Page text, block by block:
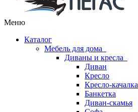
Меню
Каталог
Мебель для дома
Диваны и кресла
Диван
Кресло
Кресло-качалка
Банкетка
Диван-скамья